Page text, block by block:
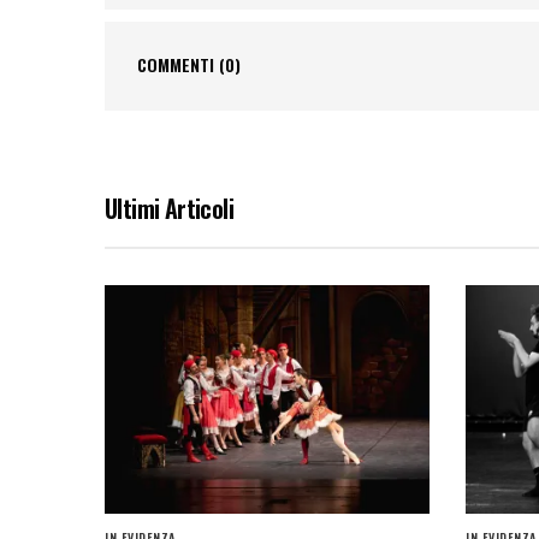
COMMENTI (0)
Ultimi Articoli